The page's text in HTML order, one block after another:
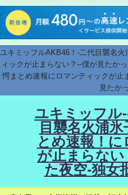
ユキミッフルAKB46！-二代目襲名
ィックが止まらない？--僕が見たか
愕まとめ速報にロマンティックが止
見たか
ユキミッフル
目襲名火浦
とめ速報！
が止まらない
た夜空-独女